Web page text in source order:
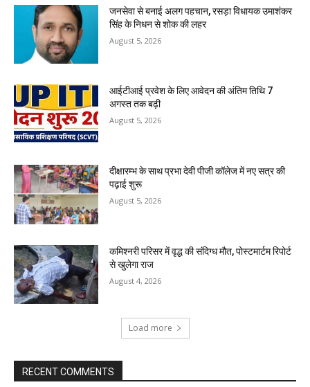
जनसेवा से बनाई अलग पहचान, रसड़ा विधायक उमाशंकर
सिंह के निधन से शोक की लहर
August 5, 2026
आईटीआई प्रवेश के लिए आवेदन की अंतिम तिथि 7
अगस्त तक बढ़ी
August 5, 2026
दीक्षारम्भ के साथ प्रभा देवी पीजी कॉलेज में नए सत्र की
पढ़ाई शुरू
August 5, 2026
कमिश्नरी परिसर में वृद्ध की संदिग्ध मौत, पोस्टमार्टम रिपोर्ट
से खुलेगा राज
August 4, 2026
Load more
RECENT COMMENTS